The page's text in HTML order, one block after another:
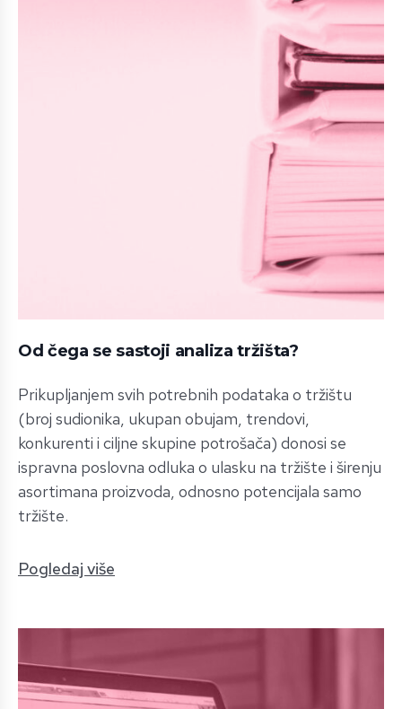
Od čega se sastoji analiza tržišta?
Prikupljanjem svih potrebnih podataka o tržištu
(broj sudionika, ukupan obujam, trendovi,
konkurenti i ciljne skupine potrošača) donosi se
ispravna poslovna odluka o ulasku na tržište i širenju
asortimana proizvoda, odnosno potencijala samo
tržište.
Pogledaj više